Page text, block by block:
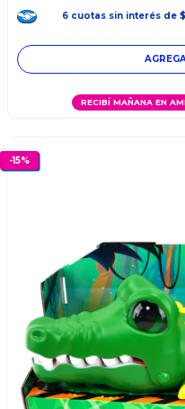
6 cuotas sin interés de
RECIBÍ MAÑANA EN
-15%